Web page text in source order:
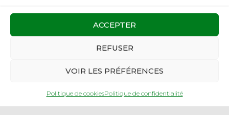
ACCEPTER
REFUSER
VOIR LES PRÉFÉRENCES
Politique de cookiesPolitique de confidentialité